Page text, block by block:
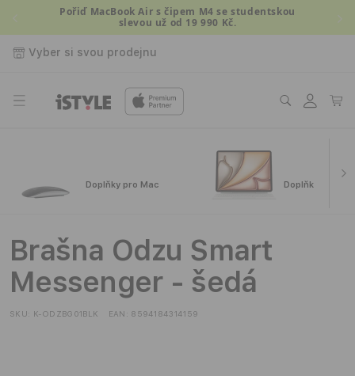
Přejít kPořiď MacBook Air s čipem M4 se studentskou
slevou už od 19 990 Kč.
Vyber si svou prodejnu
Přihlásit
se
Košík
Doplňky pro Mac Doplňky pro
Brašna Odzu Smart
Messenger - šedá
SKU: K-ODZBG01BLK EAN: 8594184314159